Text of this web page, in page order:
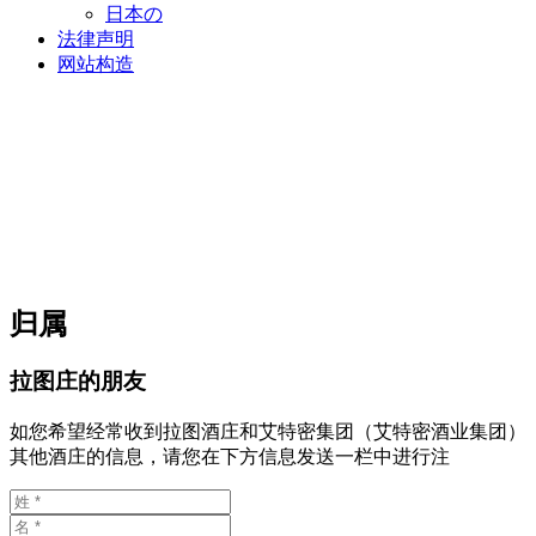
日本の
法律声明
网站构造
归属
拉图庄的朋友
如您希望经常收到拉图酒庄和艾特密集团（艾特密酒业集团）
其他酒庄的信息，请您在下方信息发送一栏中进行注